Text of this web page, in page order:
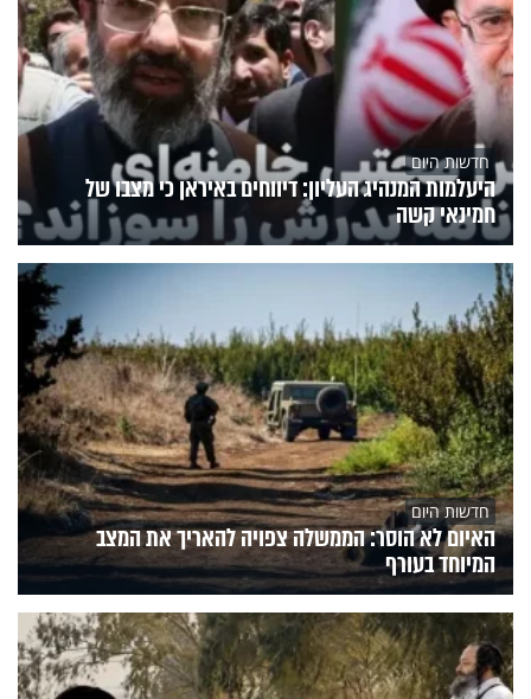
חדשות היום
היעלמות המנהיג העליון: דיווחים באיראן כי מצבו של
חמינאי קשה
חדשות היום
האיום לא הוסר: הממשלה צפויה להאריך את המצב
המיוחד בעורף